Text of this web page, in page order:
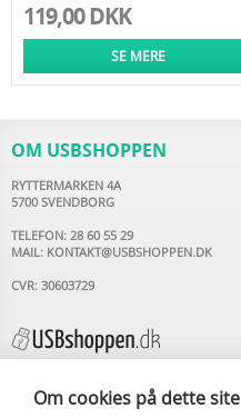
119,00 DKK
SE MERE
OM USBSHOPPEN
RYTTERMARKEN 4A
5700 SVENDBORG
TELEFON: 28 60 55 29
MAIL: KONTAKT@USBSHOPPEN.DK
CVR: 30603729
Om cookies på dette site